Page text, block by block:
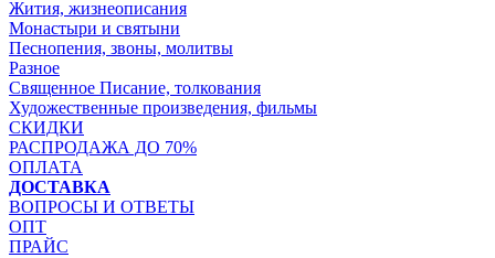
Жития, жизнеописания
Монастыри и святыни
Песнопения, звоны, молитвы
Разное
Священное Писание, толкования
Художественные произведения, фильмы
СКИДКИ
РАСПРОДАЖА ДО 70%
ОПЛАТА
ДОСТАВКА
ВОПРОСЫ И ОТВЕТЫ
ОПТ
ПРАЙС